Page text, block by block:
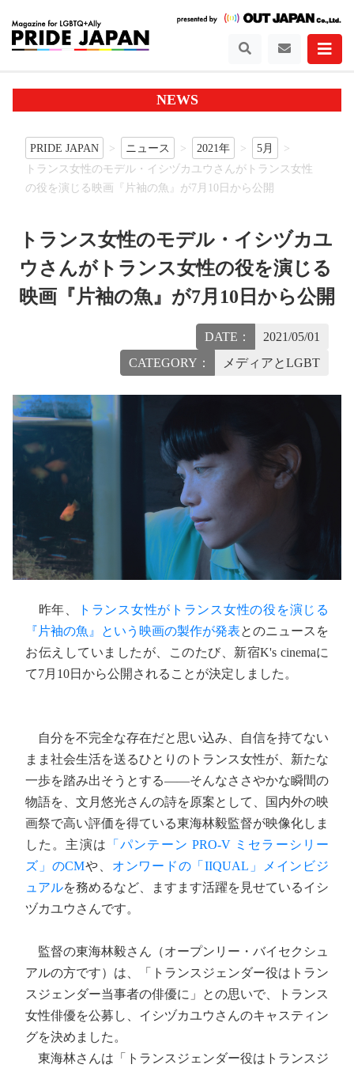
NEWS
PRIDE JAPAN ニュース 2021年
5月
トランス女性のモデル・イシヅカユウさんがトランス女性
の役を演じる映画『片袖の魚』が7月10日から公開
トランス女性のモデル・イシヅカユ
ウさんがトランス女性の役を演じる
映画『片袖の魚』が7月10日から公開
DATE：
2021/05/01
CATEGORY：
メディアとLGBT
昨年、
トランス女性がトランス女性の役を演じる
『片袖の魚』という映画の製作が発表とのニュースを
お伝えしていましたが、このたび、新宿K's cinemaに
て7月10日から公開されることが決定しました。
自分を不完全な存在だと思い込み、自信を持てない
まま社会生活を送るひとりのトランス女性が、新たな
一歩を踏み出そうとする――そんなささやかな瞬間の
物語を、文月悠光さんの詩を原案として、国内外の映
画祭で高い評価を得ている東海林毅監督が映像化しま
した。主演は
「パンテーン PRO-V ミセラーシリー
ズ」のCMや、 オンワードの「IIQUAL」メインビジ
ュアルを務めるなど、ますます活躍を見せているイシ
ヅカユウさんです。
監督の東海林毅さん（オープンリー・バイセクシュ
アルの方です）は、「トランスジェンダー役はトラン
スジェンダー当事者の俳優に」との思いで、トランス
女性俳優を公募し、イシヅカユウさんのキャスティン
グを決めました。
東海林さんは「トランスジェンダー役はトランスジ